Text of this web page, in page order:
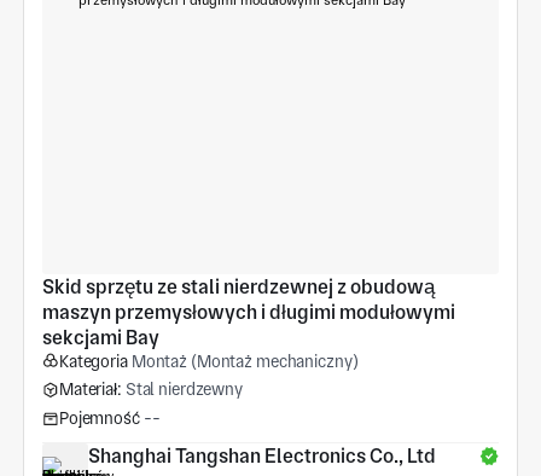
Skid sprzętu ze stali nierdzewnej z obudową
maszyn przemysłowych i długimi modułowymi
sekcjami Bay
Kategoria Montaż (Montaż mechaniczny)
Materiał: Stal nierdzewny
Pojemność --
Shanghai Tangshan Electronics Co., Ltd